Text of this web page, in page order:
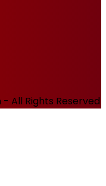
All Rights Reserved